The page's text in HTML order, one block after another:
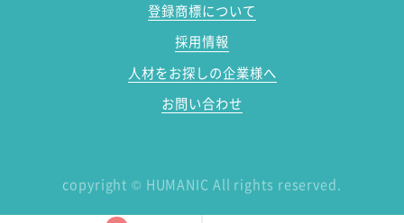
登録商標について
採用情報
人材をお探しの企業様へ
お問い合わせ
copyright © HUMANIC All rights reserved.